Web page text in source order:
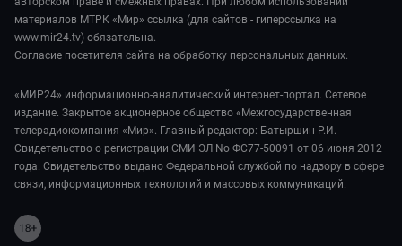
материалов МТРК «Мир» ссылка (для сайтов - гиперссылка на
www.mir24.tv) обязательна.
Согласие посетителя сайта на обработку персональных данных.
«МИР24» информационно-аналитический интернет-портал. Сетевое
издание. Закрытое акционерное общество «Межгосударственная
телерадиокомпания «Мир». Главный редактор: Батыршин Р.И.
Свидетельство о регистрации СМИ ЭЛ No ФС77-50091 от 06 июня 2012
года. Свидетельство выдано Федеральной службой по надзору в сфере
связи, информационных технологий и массовых коммуникаций.